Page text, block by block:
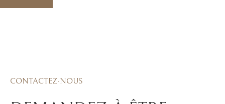
CONTACTEZ-NOUS